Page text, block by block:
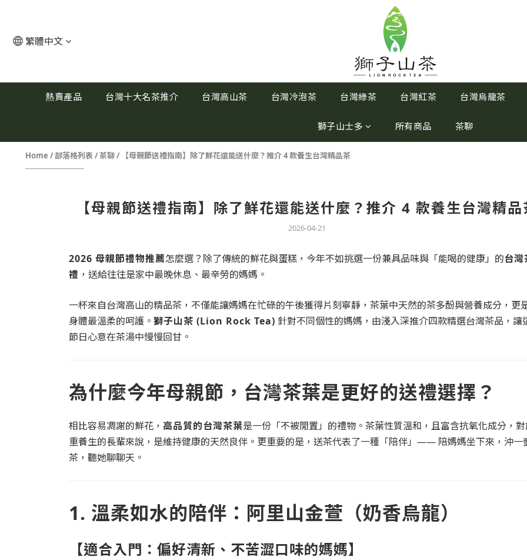
繁體中文
熱賣產品 台灣十大名茶推介 台灣高山茶 台灣冷泡茶 台灣綠茶 台灣紅茶 台灣烏龍茶
獅子山士多 所有商品 茶聊
Home / 部落格列表 /茶聊/ 【母親節送禮指南】除了鮮花還能送什麼？推介 4 款養生台灣精品茶
【母親節送禮指南】除了鮮花還能送什麼？推介 4 款養生台灣精品
2026-04-21
2026 母親節禮物推薦怎麼選？除了傳統的鮮花與蛋糕，今年不如挑選一份兼具品味與「能喝的健康」的台灣
禮 ，送給往往是家中最晚休息、最辛勞的媽媽。
一杯來自台灣高山的精品茶，不僅能讓媽媽在忙碌的午後獲得片刻寧靜，茶葉中天然的茶多酚與營養成分，更
身體最溫柔的呵護。 獅子山茶 (Lion Rock Tea) 針對不同個性的媽媽，由淺入深推介四款精選台灣茶品，讓
節日心意在茶湯中慢慢回甘。
為什麼今年母親節，台灣茶葉是更好的送禮選擇？
相比容易凋謝的鮮花， 高品質的台灣茶葉是一份「不被閒置」的禮物。茶葉性質溫和，且富含抗氧化成分，
重養生的長輩來說，是維持健康的天然良伴。更重要的是，送茶代表了一種「陪伴」—— 陪媽媽坐下來，沖一
茶，聽她聊聊天。
1. 溫柔如水的陪伴：阿里山金萱（奶香烏龍）
【適合入門：偏好清新、不苦澀口味的媽媽】